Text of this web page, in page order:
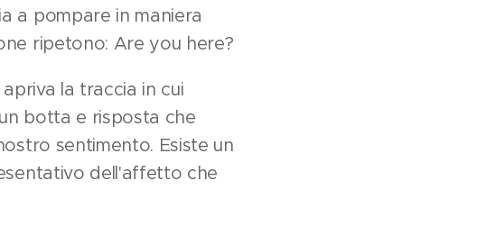
a pompare in maniera
ripetono: Are you here?
la traccia in cui
botta e risposta che
sentimento. Esiste un
dell'affetto che